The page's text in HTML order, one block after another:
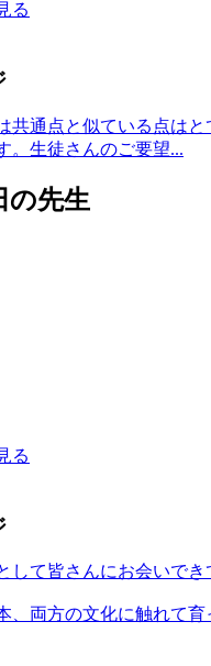
る
共通点と似ている点は
。生徒さんのご要望...
の先生
る
して皆さんにお会いでき
、両方の文化に触れて